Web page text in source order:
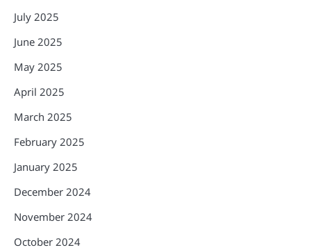
July 2025
June 2025
May 2025
April 2025
March 2025
February 2025
January 2025
December 2024
November 2024
October 2024